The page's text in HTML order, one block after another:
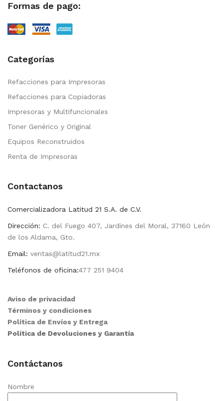
Formas de pago:
Categorías
Refacciones para Impresoras
Refacciones para Copiadoras
Impresoras y Multifuncionales
Toner Genérico y Original
Equipos Reconstruidos
Renta de Impresoras
Contactanos
Comercializadora Latitud 21 S.A. de C.V.
Dirección: C. del Fuego 407, Jardines del Moral, 37160 León
de los Aldama, Gto.
Email: ventas@latitud21.mx
Teléfonos de oficina:477 251 9404
Aviso de privacidad
Términos y condiciones
Política de Envíos y Entrega
Política de Devoluciones y Garantía
Contáctanos
Nombre